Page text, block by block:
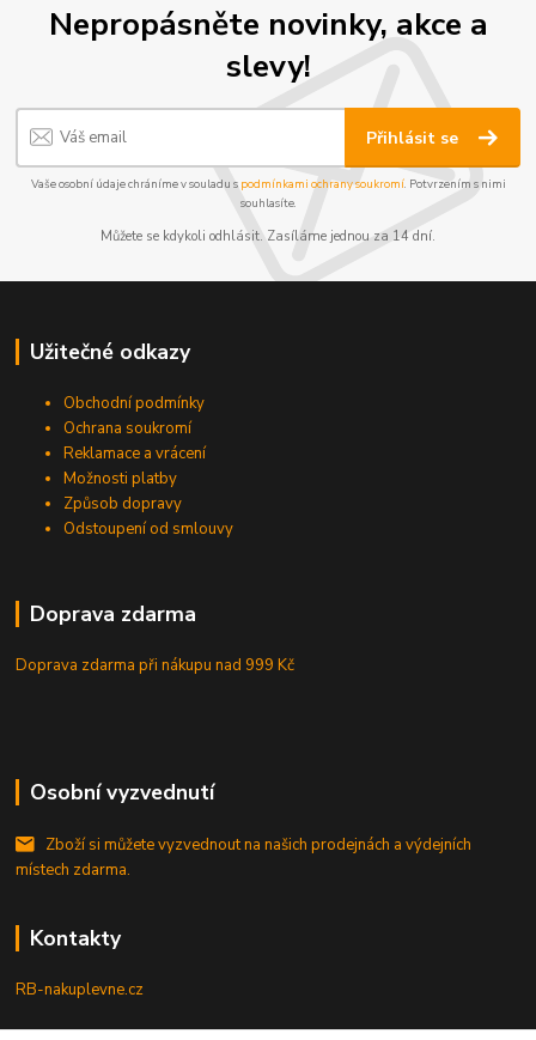
Nepropásněte novinky, akce a
slevy!
Přihlásit se
Vaše osobní údaje chráníme v souladu s podmínkami ochrany soukromí. Potvrzením s nimi
souhlasíte.
Můžete se kdykoli odhlásit. Zasíláme jednou za 14 dní.
Užitečné odkazy
Obchodní podmínky
Ochrana soukromí
Reklamace a vrácení
Možnosti platby
Způsob dopravy
Odstoupení od smlouvy
Doprava zdarma
Doprava zdarma při nákupunad 999 Kč
Osobní vyzvednutí
Zboží si můžete vyzvednout na našich prodejnách a výdejních
místech zdarma.
Kontakty
RB-nakuplevne.cz